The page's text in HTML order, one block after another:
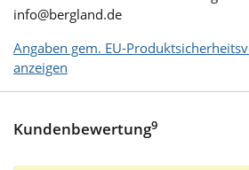
info@bergland.de
Angaben gem. EU-
anzeigen
Kundenbewertung9